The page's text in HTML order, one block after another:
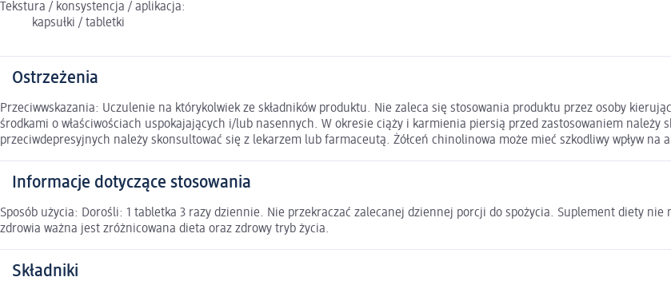
Tekstura / konsystencja / aplikacja:
kapsułki / tabletki
Ostrzeżenia
Przeciwwskazania: Uczulenie na którykolwiek ze składników produktu. Nie zaleca się stosowania produktu przez osoby
środkami o właściwościach uspokajających i/lub nasennych. W okresie ciąży i karmienia piersią przed zastosowaniem
przeciwdepresyjnych należy skonsultować się z lekarzem lub farmaceutą. Żółceń chinolinowa może mieć szkodliwy wpływ na
Informacje dotyczące stosowania
Sposób użycia: Dorośli: 1 tabletka 3 razy dziennie. Nie przekraczać zalecanej dziennej porcji do spożycia. Suplement diety
zdrowia ważna jest zróżnicowana dieta oraz zdrowy tryb życia.
Składniki